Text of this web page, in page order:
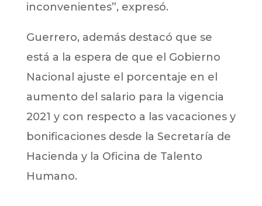
inconvenientes”, expresó.
Guerrero, además destacó que se
está a la espera de que el Gobierno
Nacional ajuste el porcentaje en el
aumento del salario para la vigencia
2021 y con respecto a las vacaciones y
bonificaciones desde la Secretaría de
Hacienda y la Oficina de Talento
Humano.